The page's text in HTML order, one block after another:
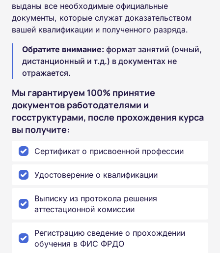
выданы все необходимые официальные
документы, которые служат доказательством
вашей квалификации и полученного разряда.
Обратите внимание: формат занятий (очный,
дистанционный и т.д.) в документах не
отражается.
Мы гарантируем 100% принятие
документов работодателями и
госструктурами, после прохождения курса
вы получите:
Сертификат о присвоенной профессии
Удостоверение о квалификации
Выписку из протокола решения
аттестационной комиссии
Регистрацию сведение о прохождении
обучения в ФИС ФРДО